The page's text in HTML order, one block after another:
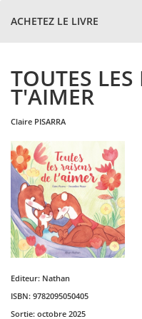
ACHETEZ LE LIVRE
TOUTES
T'AIMER
claire PISARRA
Editeur: Nathan
ISBN: 9782095050405
Sortie: octobre 2025